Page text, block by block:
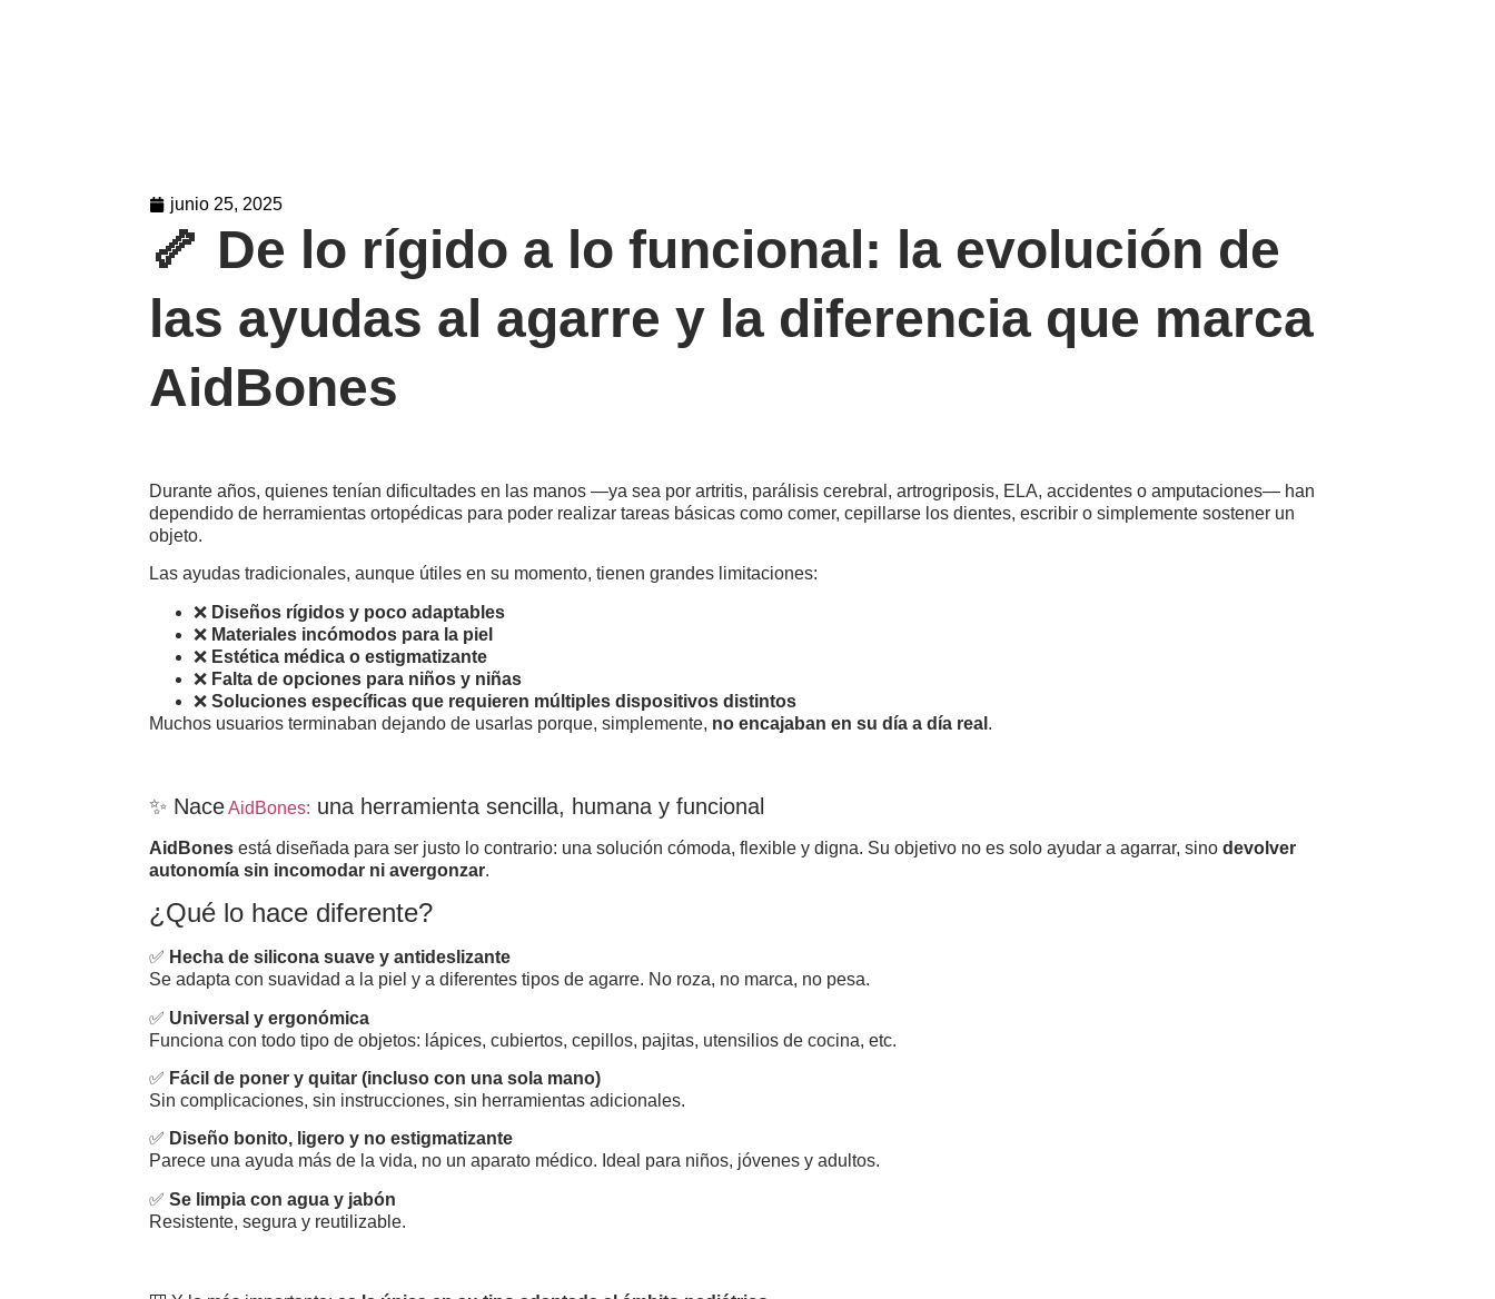
junio 25, 2025
🦴 De lo rígido a lo funcional: la evolución de
las ayudas al agarre y la diferencia que marca
AidBones
Durante años, quienes tenían dificultades en las manos —ya sea por artritis, parálisis cerebral, artrogriposis, ELA, accidentes o amputaciones— han
dependido de herramientas ortopédicas para poder realizar tareas básicas como comer, cepillarse los dientes, escribir o simplemente sostener un
objeto.
Las ayudas tradicionales, aunque útiles en su momento, tienen grandes limitaciones:
❌ Diseños rígidos y poco adaptables
❌ Materiales incómodos para la piel
❌ Estética médica o estigmatizante
❌ Falta de opciones para niños y niñas
❌Soluciones específicas que requieren múltiples dispositivos distintos
Muchos usuarios terminaban dejando de usarlas porque, simplemente, no encajaban en su día a día real .
✨ NaceAidBones: una herramienta sencilla, humana y funcional
AidBones está diseñada para ser justo lo contrario: una solución cómoda, flexible y digna. Su objetivo no es solo ayudar a agarrar, sinodevolver
autonomía sin incomodar ni avergonzar.
¿Qué lo hace diferente?
✅ Hecha de silicona suave y antideslizante
Se adapta con suavidad a la piel y a diferentes tipos de agarre. No roza, no marca, no pesa.
✅ Universal y ergonómica
Funciona con todo tipo de objetos: lápices, cubiertos, cepillos, pajitas, utensilios de cocina, etc.
✅ Fácil de poner y quitar (incluso con una sola mano)
Sin complicaciones, sin instrucciones, sin herramientas adicionales.
✅ Diseño bonito, ligero y no estigmatizante
Parece una ayuda más de la vida, no un aparato médico. Ideal para niños, jóvenes y adultos.
✅Se limpia con agua y jabón
Resistente, segura y reutilizable.